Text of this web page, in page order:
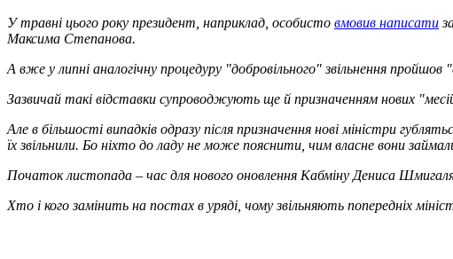
У травні цього року президент, наприклад, особисто вмовив написати
Максима Степанова.
А вже у липні аналогічну процедуру "добровільного" звільнення пройшов
Зазвичай такі відставки супроводжують ще й призначенням нових
Але в більшості випадків одразу після призначення нові міністри
їх звільнили. Бо ніхто до ладу не може пояснити, чим власне вони
Початок листопада – час для нового оновлення Кабміну Дениса
Хто і кого замінить на постах в уряді, чому звільняють попередніх